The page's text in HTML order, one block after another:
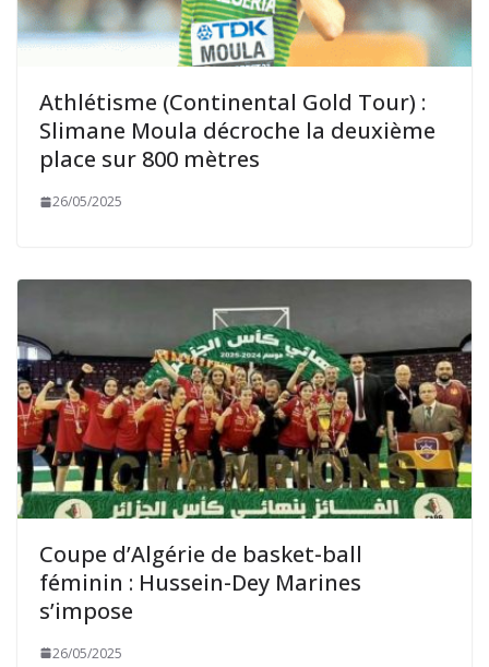
Athlétisme (Continental Gold Tour) :
Slimane Moula décroche la deuxième
place sur 800 mètres
26/05/2025
Coupe d’Algérie de basket-ball
féminin : Hussein-Dey Marines
s’impose
26/05/2025